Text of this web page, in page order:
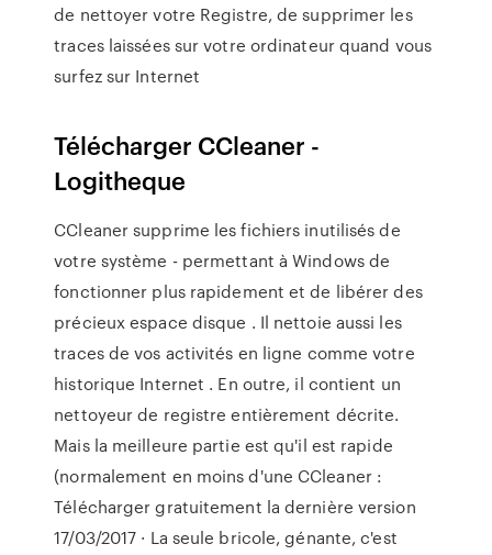
de nettoyer votre Registre, de supprimer les
traces laissées sur votre ordinateur quand vous
surfez sur Internet
Télécharger CCleaner -
Logitheque
CCleaner supprime les fichiers inutilisés de
votre système - permettant à Windows de
fonctionner plus rapidement et de libérer des
précieux espace disque . Il nettoie aussi les
traces de vos activités en ligne comme votre
historique Internet . En outre, il contient un
nettoyeur de registre entièrement décrite.
Mais la meilleure partie est qu'il est rapide
(normalement en moins d'une CCleaner :
Télécharger gratuitement la dernière version
17/03/2017 · La seule bricole, génante, c'est